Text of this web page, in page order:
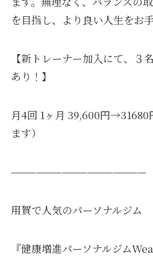
を目指し、より良い人生をお
【新トレーナー加入にて、３
あり！】
月4回 1ヶ月 39,600円→31680
ます）
————————————————
用賀で人気のパーソナルジム
『健康増進パーソナルジム